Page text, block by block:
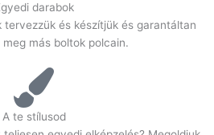
darabok
tervezzük és készítjük és garantáltan
meg más boltok polcain.
A te stílusod